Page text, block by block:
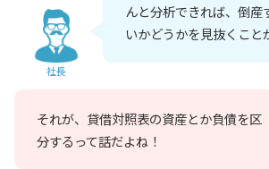
社長
んと分析できれば、倒産
いかどうかを見抜くこと
それが、貸借対照表の資産とか負債を区
分するって話だよね！